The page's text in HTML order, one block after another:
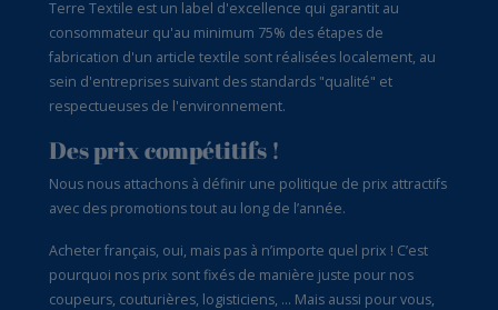
Terre Textile est un label d'excellence qui garantit au
consommateur qu'au minimum 75% des étapes de
fabrication d'un article textile sont réalisées localement, au
sein d'entreprises suivant des standards "qualité" et
respectueuses de l'environnement.
Des prix compétitifs !
Nous nous attachons à définir une politique de prix attractifs
avec des promotions tout au long de l’année.
Acheter français, oui, mais pas à n’importe quel prix ! C’est
pourquoi nos prix sont fixés de manière juste pour nos
coupeurs, couturières, logisticiens, … Mais aussi pour vous,